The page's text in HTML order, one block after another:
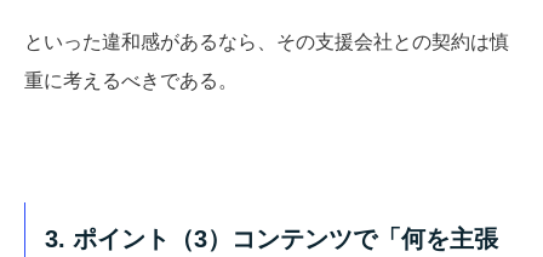
といった違和感があるなら、その支援会社との契約は慎
重に考えるべきである。
3. ポイント（3）コンテンツで「何を主張